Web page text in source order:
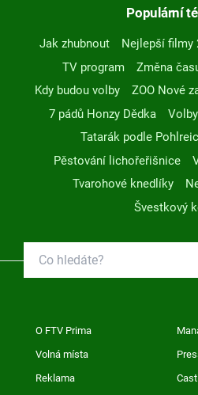
Populární
Jak zhubnout Nejlepší filmy
TV program
Změna
Kdy budou volby
ZOO Nové
7 pádů Honzy Dědka
Tatarák podle
Pěstování lichořeřišnice
Tvarohové knedlíky
Švestkový
O FTV Prima
Volná místa
Reklama